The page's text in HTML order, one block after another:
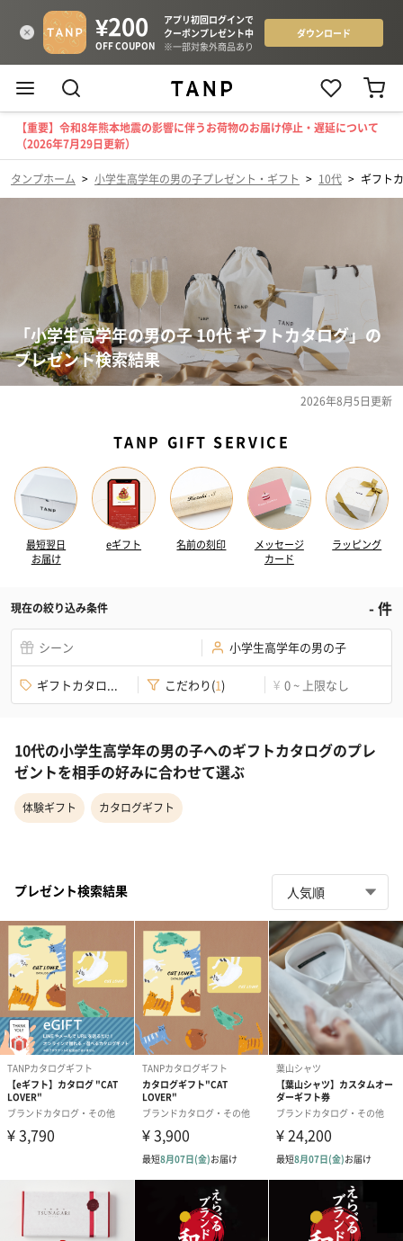
【重要】令和8年熊本地震の影響に伴うお荷物のお届け停止・遅延について
（2026年7月29日更新）
タンプホーム > 小学生高学年の男の子プレゼント・ギフト > 10代 > ギフト
「小学生高学年の男の子 10代 ギフトカタログ」の
プレゼント検索結果
2026年8月5日更新
TANP GIFT SERVICE
最短翌日
お届け
eギフト 名前の刻印
メッセージ
カード
ラッピング
現在の絞り込み条件 -件
シーン 小学生高学年の男の子
ギフトカタロ... こだわり(1) ¥ 0 ~ 上限なし
10代の小学生高学年の男の子へのギフトカタログのプレ
ゼントを相手の好みに合わせて選ぶ
体験ギフト カタログギフト
プレゼント検索結果